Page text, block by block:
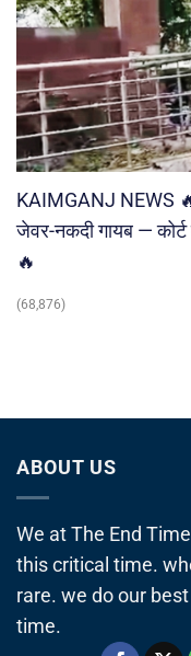
KAIMGANJ NEWS 🔥
जेवर-नकदी गायब —
🔥
(68,876)
ABOUT US
We at The End
this critical time.
rare. we do our
time.